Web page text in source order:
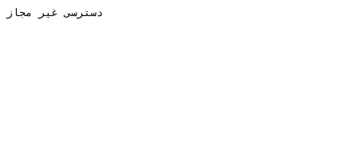
دسترسی غیر مجاز